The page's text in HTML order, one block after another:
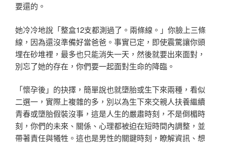
要還的。
她冷冷地說「整盒12支都測過了。兩條線。」你臉上三條
線，因為還沒準備好當爸爸。事實已定，即使震驚讓你頭
埋在砂堆裡，最多也只能消失一天，然後就要出來面對，
別忘了她的存在，你們要一起面對生命的降臨。
「懷孕後」的抉擇，簡單說也就墮胎或生下來兩種，看似
二選一，實際上複雜的多，別以為生下來交親人扶養繼續
青春或墮胎假裝沒事，這是人生的嚴肅時刻，不是倒楣時
刻，你們的未來、關係、心理都被迫在短時間內調整，並
帶著責任與犧牲。這也是男性的關鍵時刻，瞭解資訊、想